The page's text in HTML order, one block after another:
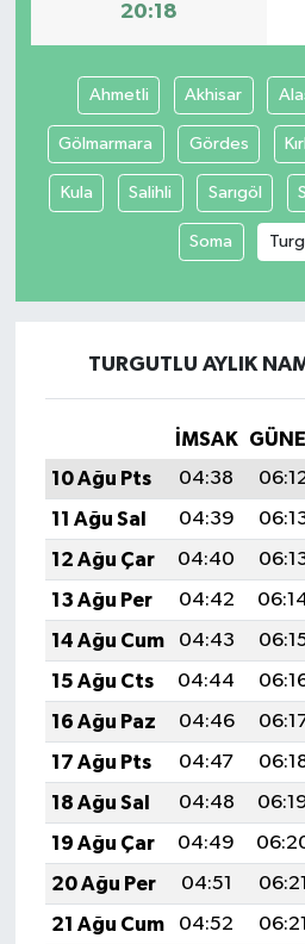
20:18
Ahmetli Akhisar
Gölmarmara Gördes
Kula Salihli Sarıgöl
Soma
TURGUTLU AYLIK
İMSAK
10 Ağu Pts
04:38
11 Ağu Sal
04:39
12 Ağu Çar
04:40
13 Ağu Per
04:42
14 Ağu Cum
04:43
15 Ağu Cts
04:44
16 Ağu Paz
04:46
17 Ağu Pts
04:47
18 Ağu Sal
04:48
19 Ağu Çar
04:49
20 Ağu Per
04:51 06:21
21 Ağu Cum
04:52 06:21